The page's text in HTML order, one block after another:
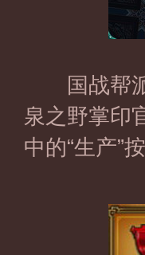
国战帮派
泉之野掌印
中的“生产”